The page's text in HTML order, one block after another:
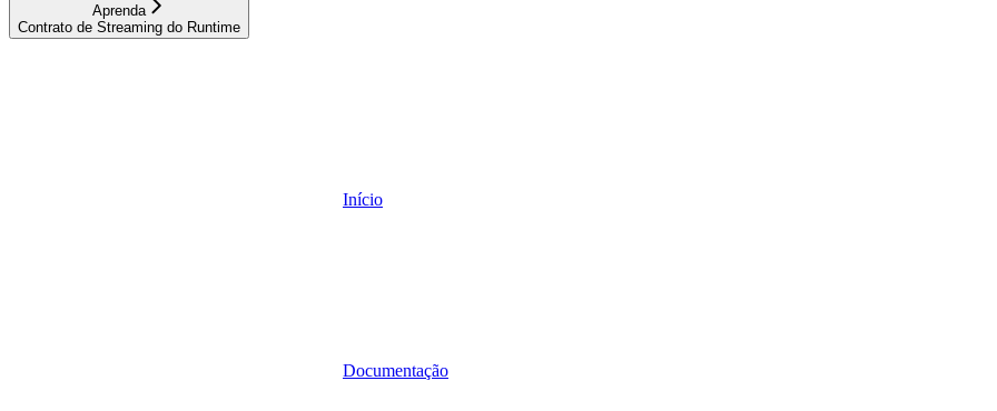
Aprenda
Contrato de Streaming do Runtime
Início
Documentação